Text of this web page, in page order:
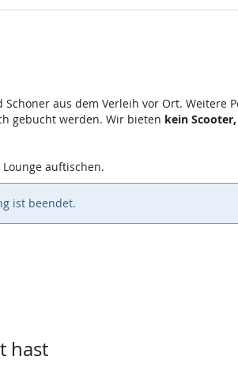
Schoner aus dem Verleih vor Ort.
gebucht werden. Wir bieten kein
auftischen.
ist beendet.
hast